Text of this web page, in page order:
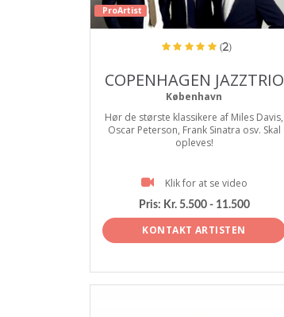
ProArtist
(2)
COPENHAGEN JAZZTRIO
København
Hør de største klassikere af Miles Davis,
Oscar Peterson, Frank Sinatra osv. Skal
opleves!
Klik for at se video
Pris: Kr. 5.500 - 11.500
KONTAKT ARTISTEN